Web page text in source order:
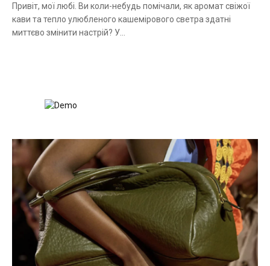
Привіт, мої любі. Ви коли-небудь помічали, як аромат свіжої
кави та тепло улюбленого кашемірового светра здатні
миттєво змінити настрій? У…